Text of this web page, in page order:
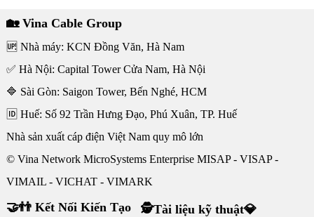
🏡 Vina Cable Group
🆙 Nhà máy: KCN Đồng Văn, Hà Nam
✅ Hà Nội: Capital Tower Cửa Nam, Hà Nội
🔷 Sài Gòn: Saigon Tower, Bến Nghé, HCM
🆔 Huế: Số 92 Trần Hưng Đạo, Phú Xuân, TP. Huế
Nhà sản xuất cáp điện Việt Nam quy mô lớn
© Vina Network MicroSystems Enterprise MISAP - VISAP -
VIMAIL - VICHAT - VIMARK
🤝👬 Kết Nối Kiến Tạo
🕵Tài liệu kỹ thuật💎